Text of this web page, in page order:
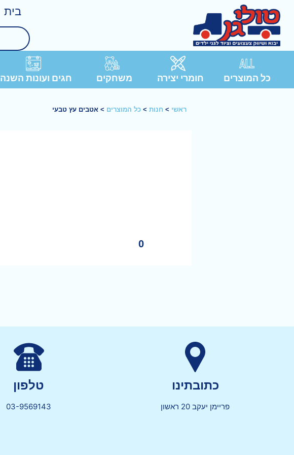
בית
כל המוצרים חומרי יצירה משחקים חגים ועונות השנה
ראשי > חנות> כל המוצרים > אטבים עץ טבעי
0
כתובתינו
פריימן יעקב 20 ראשון
טלפון
03-9569143